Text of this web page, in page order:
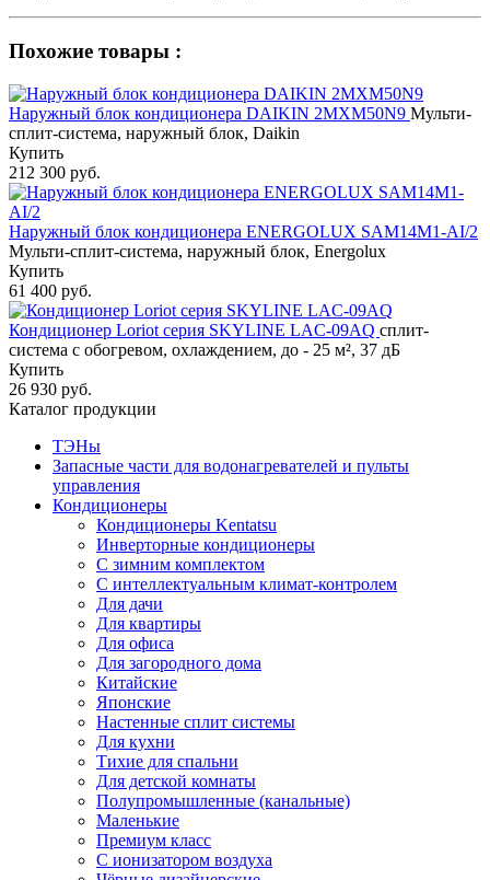
Похожие товары :
Наружный блок кондиционера DAIKIN 2MXM50N9 Мульти-
сплит-система, наружный блок, Daikin
Купить
212 300 руб.
Наружный блок кондиционера ENERGOLUX SAM14M1-AI/2
Мульти-сплит-система, наружный блок, Energolux
Купить
61 400 руб.
Кондиционер Loriot cерия SKYLINE LAC-09AQ сплит-
система с обогревом, охлаждением, до - 25 м², 37 дБ
Купить
26 930 руб.
Каталог продукции
ТЭНы
Запасные части для водонагревателей и пульты
управления
Кондиционеры
Кондиционеры Kentatsu
Инверторные кондиционеры
С зимним комплектом
С интеллектуальным климат-контролем
Для дачи
Для квартиры
Для офиса
Для загородного дома
Китайские
Японские
Настенные сплит системы
Для кухни
Тихие для спальни
Для детской комнаты
Полупромышленные (канальные)
Маленькие
Премиум класс
C ионизатором воздуха